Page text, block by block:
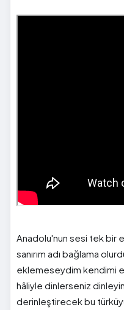
Anadolu'nun sesi tek bir
sanırım adı bağlama
eklemeseydim kendimi
hâliyle dinlerseniz
derinleştirecek bu